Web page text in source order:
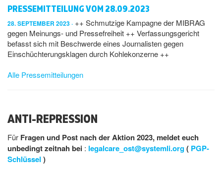
PRESSEMITTEILUNG VOM 28.09.2023
28. SEPTEMBER 2023
++ Schmutzige Kampagne der MIBRAG
gegen Meinungs- und Pressefreiheit ++ Verfassungsgericht
befasst sich mit Beschwerde eines Journalisten gegen
Einschüchterungsklagen durch Kohlekonzerne ++
Alle Pressemitteilungen
ANTI-REPRESSION
Für Fragen und Post nach der Aktion 2023, meldet euch
unbedingt zeitnah bei : legalcare_ost@systemli.org( PGP-
Schlüssel )